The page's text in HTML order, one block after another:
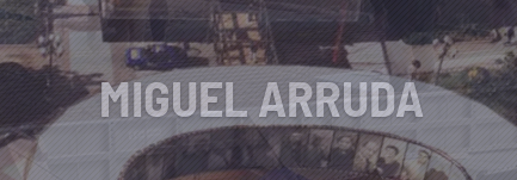
VICTOR MOURA DA SILVA